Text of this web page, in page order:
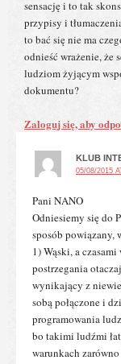
sensację i to tak
przypisy i
to bać się nie ma
odnieść wrażenie, że
ludziom żyjącym
dokumentu?
Zaloguj się, aby
KLUB
05/08/2015
Pani NANO
Odniesiemy się do
sposób powiązany,
1) Wąski, a
postrzegania
wynikający z
sobą połączone i
programowania
bo takimi ludźmi
warunkach